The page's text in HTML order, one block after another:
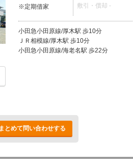
※定期借家
敷引・償却 -
小田急小田原線/厚木駅 歩10分
ＪＲ相模線/厚木駅 歩10分
小田急小田原線/海老名駅 歩22分
まとめて問い合わせする